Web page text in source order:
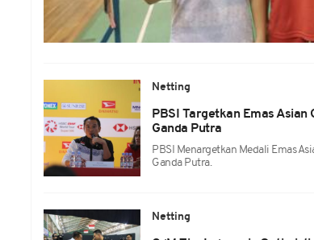
Netting
PBSI Targetkan Emas
Ganda Putra
PBSI Menargetkan Medali Emas
Ganda Putra.
Netting